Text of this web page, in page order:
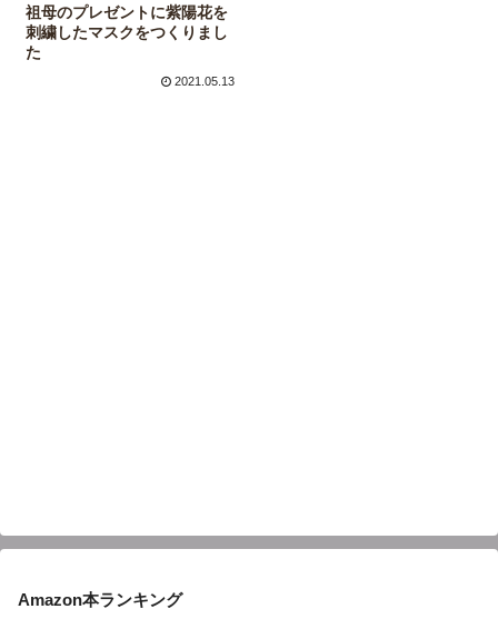
祖母のプレゼントに紫陽花を
刺繍したマスクをつくりまし
た
2021.05.13
Amazon本ランキング